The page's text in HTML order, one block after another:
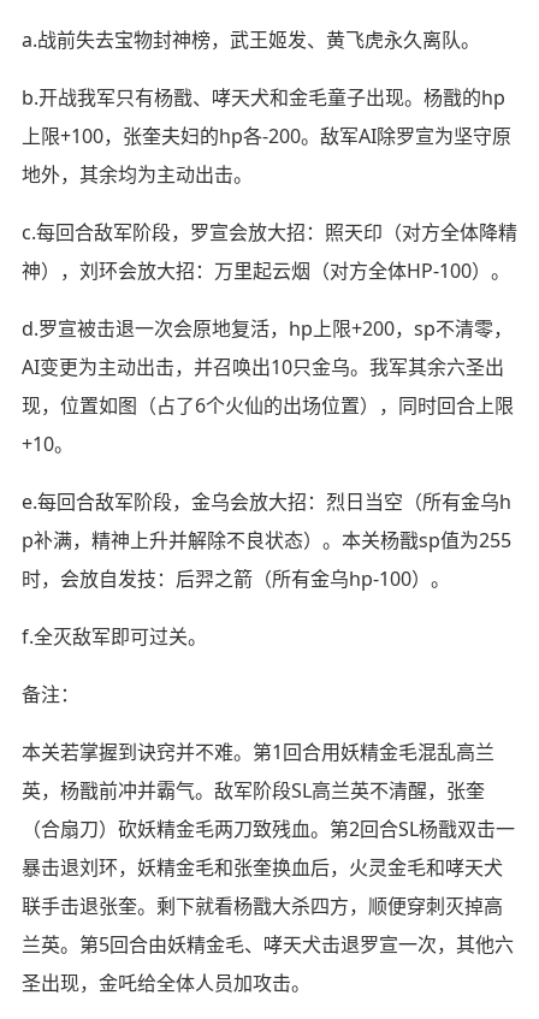
a.战前失去宝物封神榜，武王姬发、黄飞虎永久离队。
b.开战我军只有杨戬、哮天犬和金毛童子出现。杨戬的hp
上限+100，张奎夫妇的hp各-200。敌军AI除罗宣为坚守原
地外，其余均为主动出击。
c.每回合敌军阶段，罗宣会放大招：照天印（对方全体降精
神），刘环会放大招：万里起云烟（对方全体HP-100）。
d.罗宣被击退一次会原地复活，hp上限+200，sp不清零，
AI变更为主动出击，并召唤出10只金乌。我军其余六圣出
现，位置如图（占了6个火仙的出场位置），同时回合上限
+10。
e.每回合敌军阶段，金乌会放大招：烈日当空（所有金乌h
p补满，精神上升并解除不良状态）。本关杨戬sp值为255
时，会放自发技：后羿之箭（所有金乌hp-100）。
f.全灭敌军即可过关。
备注：
本关若掌握到诀窍并不难。第1回合用妖精金毛混乱高兰
英，杨戬前冲并霸气。敌军阶段SL高兰英不清醒，张奎
（合扇刀）砍妖精金毛两刀致残血。第2回合SL杨戬双击一
暴击退刘环，妖精金毛和张奎换血后，火灵金毛和哮天犬
联手击退张奎。剩下就看杨戬大杀四方，顺便穿刺灭掉高
兰英。第5回合由妖精金毛、哮天犬击退罗宣一次，其他六
圣出现，金吒给全体人员加攻击。